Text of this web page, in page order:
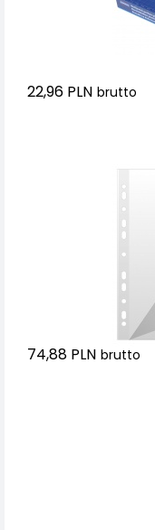
22,96 PLN brutto
74,88 PLN brutto